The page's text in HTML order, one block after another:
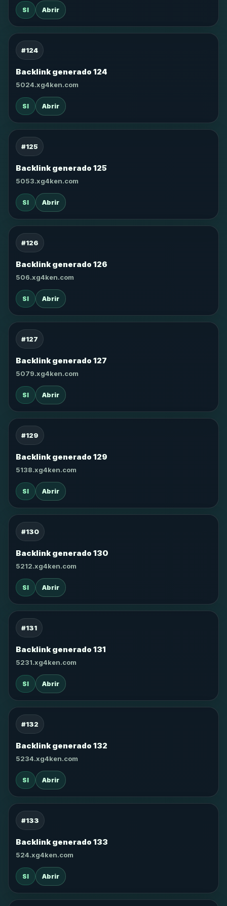
SI Abrir
#124
Backlink generado 124
5024.xg4ken.com
SI Abrir
#125
Backlink generado 125
5053.xg4ken.com
SI Abrir
#126
Backlink generado 126
506.xg4ken.com
SI Abrir
#127
Backlink generado 127
5079.xg4ken.com
SI Abrir
#129
Backlink generado 129
5138.xg4ken.com
SI Abrir
#130
Backlink generado 130
5212.xg4ken.com
SI Abrir
#131
Backlink generado 131
5231.xg4ken.com
SI Abrir
#132
Backlink generado 132
5234.xg4ken.com
SI Abrir
#133
Backlink generado 133
524.xg4ken.com
SI Abrir